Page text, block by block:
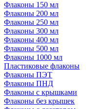
Флаконы 150 мл
Флаконы 200 мл
Флаконы 250 мл
Флаконы 300 мл
Флаконы 400 мл
Флаконы 500 мл
Флаконы 1000 мл
Пластиковые флаконы
Флаконы ПЭТ
Флаконы ПНД
Флаконы с крышками
Флаконы без крышек